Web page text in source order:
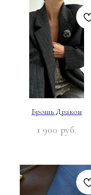
Брошь Дракон
1 900 руб.